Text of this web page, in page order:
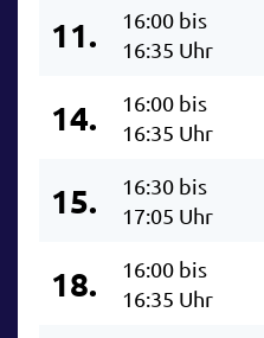
11.
16:00 bis
16:35 Uhr
14.
16:00 bis
16:35 Uhr
15.
16:30 bis
17:05 Uhr
18.
16:00 bis
16:35 Uhr